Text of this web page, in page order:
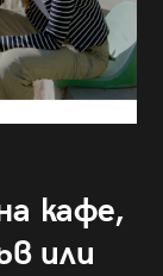
кафе,
или